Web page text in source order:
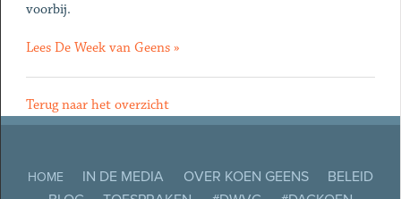
voorbij.
Lees De Week van Geens »
Terug naar het overzicht
HOME IN DE MEDIA OVER KOEN GEENS
BELEID